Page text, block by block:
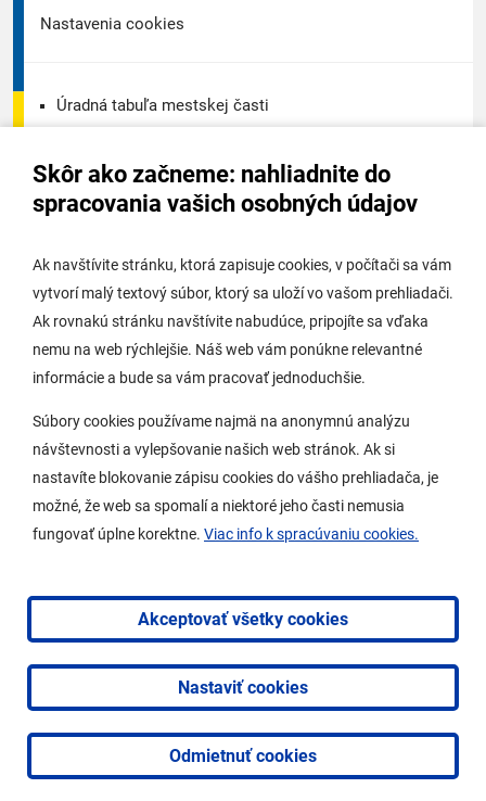
Skôr ako začneme: nahliadnite do
spracovania vašich osobných údajov
Ak navštívite stránku, ktorá zapisuje cookies, v počítači sa vám
vytvorí malý textový súbor, ktorý sa uloží vo vašom prehliadači.
Ak rovnakú stránku navštívite nabudúce, pripojíte sa vďaka
nemu na web rýchlejšie. Náš web vám ponúkne relevantné
informácie a bude sa vám pracovať jednoduchšie.
Súbory cookies používame najmä na anonymnú analýzu
návštevnosti a vylepšovanie našich web stránok. Ak si
nastavíte blokovanie zápisu cookies do vášho prehliadača, je
možné, že web sa spomalí a niektoré jeho časti nemusia
fungovať úplne korektne. Viac info k spracúvaniu cookies.
Akceptovať všetky cookies
Nastaviť cookies
Odmietnuť cookies
Nastavenia cookies
Úradná tabuľa mestskej časti
Úradná tabuľa stavebného úradu
Potrebujem vybaviť
Samospráva
O Lamači
Mobilná aplikácia
Kontakty
Vyhlásenie o prístupnosti
2026 © Mestská časť Bratislava-Lamač|Tvorba web
stránok
aredakčný systém odAlejTech, spol. s r.o.